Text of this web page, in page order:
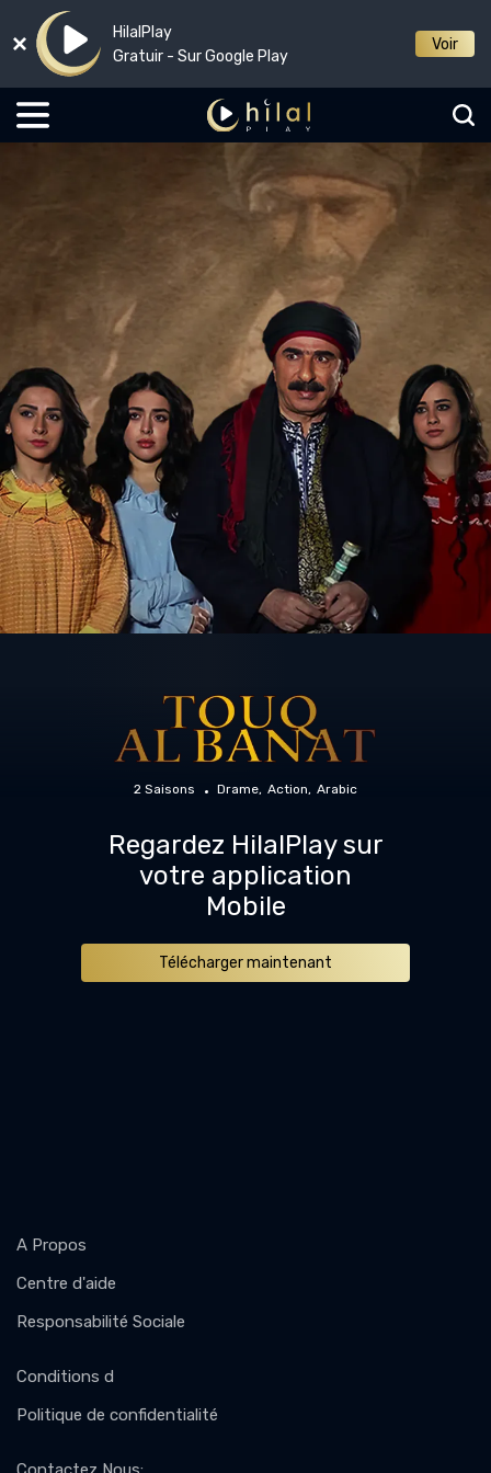
HilalPlay
Gratuir - Sur Google Play
Voir
2 Saisons Drame Action Arabic
Regardez HilalPlay sur
votre application
Mobile
Télécharger maintenant
A Propos
Centre d'aide
Responsabilité Sociale
Conditions d
Politique de confidentialité